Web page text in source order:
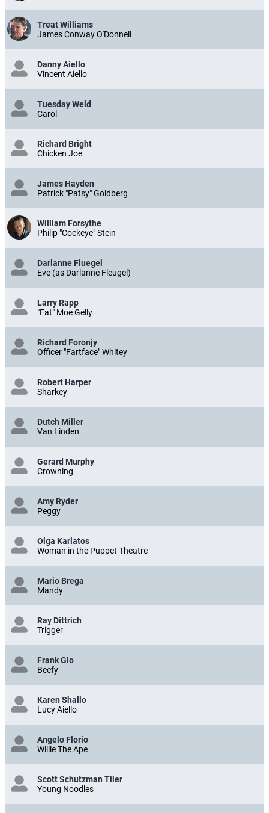
Treat Williams
James Conway O'Donnell
Danny Aiello
Vincent Aiello
Tuesday Weld
Carol
Richard Bright
Chicken Joe
James Hayden
Patrick "Patsy" Goldberg
William Forsythe
Philip "Cockeye" Stein
Darlanne Fluegel
Eve (as Darlanne Fleugel)
Larry Rapp
"Fat" Moe Gelly
Richard Foronjy
Officer "Fartface" Whitey
Robert Harper
Sharkey
Dutch Miller
Van Linden
Gerard Murphy
Crowning
Amy Ryder
Peggy
Olga Karlatos
Woman in the Puppet Theatre
Mario Brega
Mandy
Ray Dittrich
Trigger
Frank Gio
Beefy
Karen Shallo
Lucy Aiello
Angelo Florio
Willie The Ape
Scott Schutzman Tiler
Young Noodles